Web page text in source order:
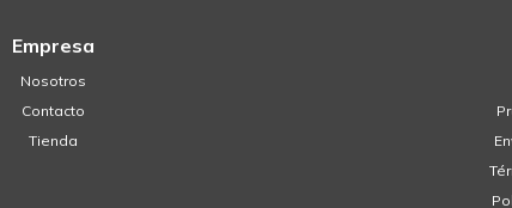
Empresa
Nosotros
Contacto
Tienda